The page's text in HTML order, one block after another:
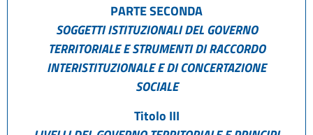
PARTE SECONDA
SOGGETTI ISTITUZIONALI DEL GOVERNO
TERRITORIALE E STRUMENTI DI RACCORDO
INTERISTITUZIONALE E DI CONCERTAZIONE
SOCIALE
Titolo III